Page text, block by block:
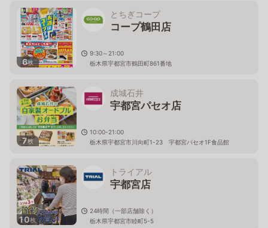
6枚
とちぎコープ
コープ鶴田店
9:30～21:00
栃木県宇都宮市鶴田町861番地
7枚
成城石井
宇都宮パセオ店
10:00-21:00
栃木県宇都宮市川向町1-23 宇都宮パセオ1F食品館
10枚
トライアル
宇都宮店
24時間（一部店舗除く）
栃木県宇都宮市睦町5-5